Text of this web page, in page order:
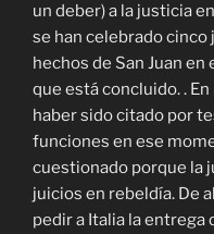
un deber) a la justicia
se han celebrado
hechos de San Juan
que está concluido. .
haber sido citado por
funciones en ese
cuestionado porque la
juicios en rebeldía. De
pedir a Italia la entrega